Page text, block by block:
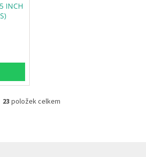
INCH
O
23 položek celkem